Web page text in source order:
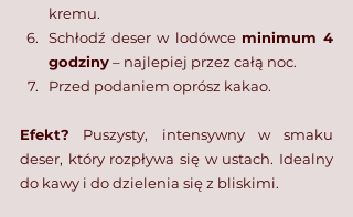
kremu.
Schłodź deser w lodówce minimum 4
godziny – najlepiej przez całą noc.
Przed podaniem oprósz kakao.
Efekt? Puszysty, intensywny w smaku
deser, który rozpływa się w ustach. Idealny
do kawy i do dzielenia się z bliskimi.